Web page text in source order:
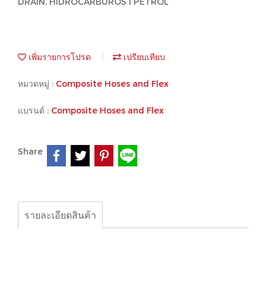
เพิ่มรายการโปรด เปรียบเทียบ
หมวดหมู่ : Composite Hoses and Flex
แบรนด์ : Composite Hoses and Flex
Share
รายละเอียดสินค้า